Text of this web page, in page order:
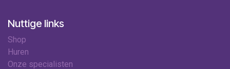
Nuttige links
Shop
Huren
Onze specialisten